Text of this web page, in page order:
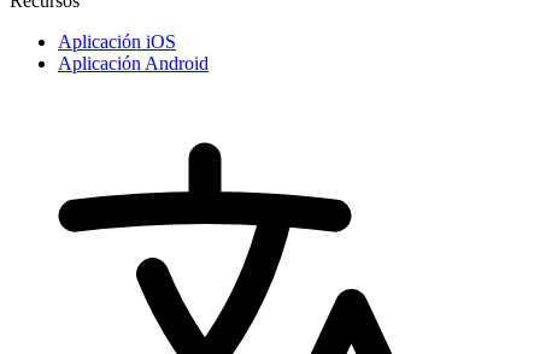
Aplicación iOS
Aplicación Android